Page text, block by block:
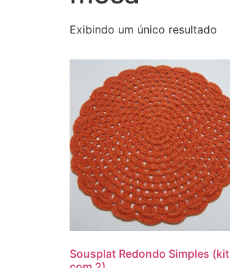
Exibindo um único resultado
Sousplat Redondo Simples (kit